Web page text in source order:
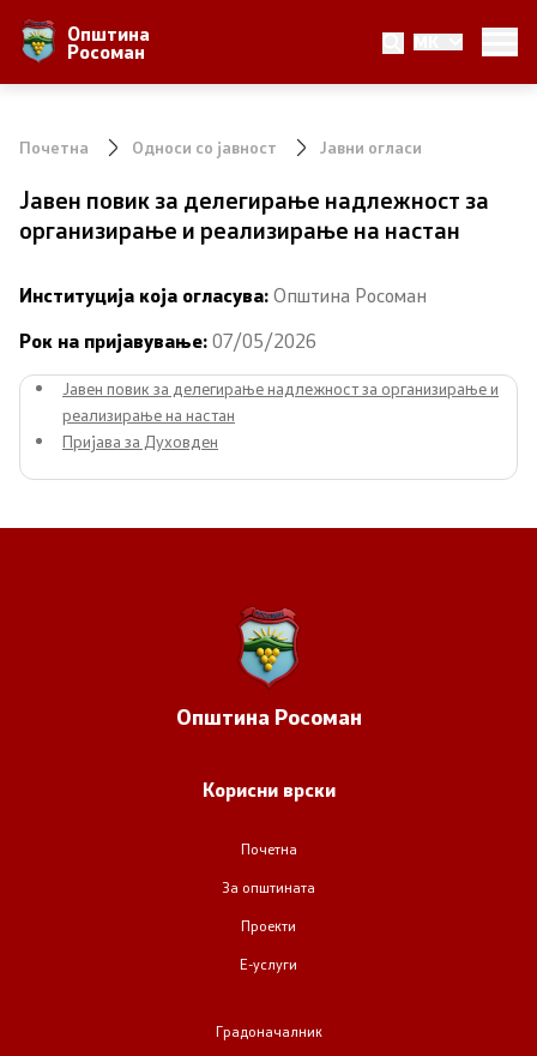
Општина
Росоман MK
За Општината
Населби и населеност
Аграр
Природни Богатства
Градоначалник
Вработени
ЈПКД Росоман - Росоман
ЈОУГД Праскичка
Почетна Односи со јавност Јавни огласи
Јавен повик за делегирање надлежност за
организирање и реализирање на настан
Институција која огласува:Општина Росоман
Рок на пријавување:07/05/2026
Јавен повик за делегирање надлежност за организирање и
реализирање на настан
Пријава за Духовден
Општина Росоман
Корисни врски
Почетна
За општината
Проекти
Е-услуги
Градоначалник